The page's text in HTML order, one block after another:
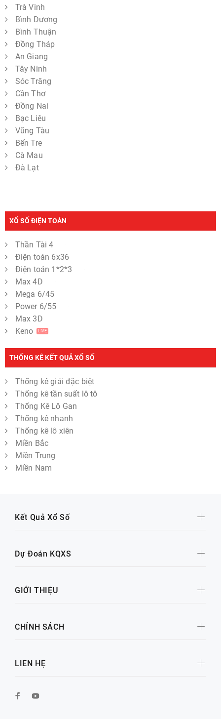
Trà Vinh
Bình Dương
Bình Thuận
Đồng Tháp
An Giang
Tây Ninh
Sóc Trăng
Cần Thơ
Đồng Nai
Bạc Liêu
Vũng Tàu
Bến Tre
Cà Mau
Đà Lạt
XỔ SỐ ĐIỆN TOÁN
Thần Tài 4
Điện toán 6x36
Điện toán 1*2*3
Max 4D
Mega 6/45
Power 6/55
Max 3D
Keno
LIVE
THỐNG KÊ KẾT QUẢ XỔ SỐ
Thống kê giải đặc biệt
Thống kê tần suất lô tô
Thống Kê Lô Gan
Thống kê nhanh
Thống kê lô xiên
Miền Bắc
Miền Trung
Miền Nam
Kết Quả Xổ Số
Dự Đoán KQXS
GIỚI THIỆU
CHÍNH SÁCH
LIÊN HỆ